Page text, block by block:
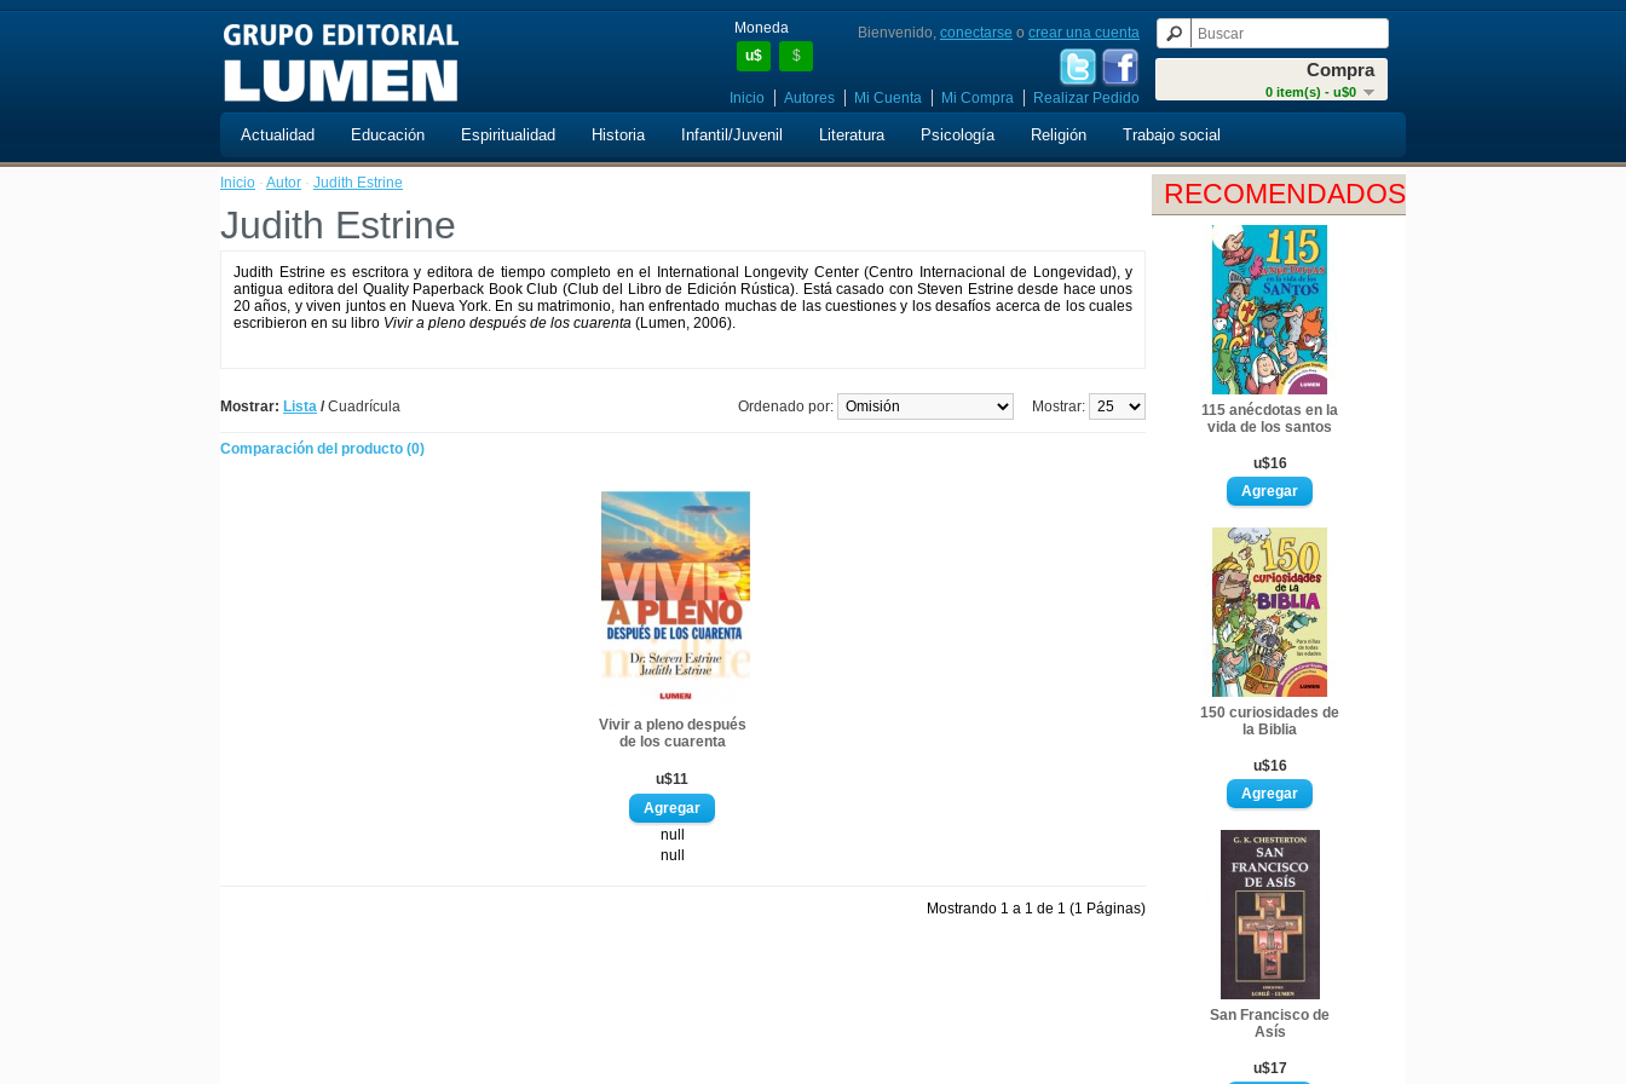
Moneda
u$
$
Compra
0 item(s) - u$0
Bienvenido, conectarse o crear una cuenta
Inicio Autores Mi Cuenta Mi Compra Realizar Pedido
Actualidad Educación Espiritualidad Historia Infantil/Juvenil Literatura Psicología Religión Trabajo social
RECOMENDADOS
115 anécdotas en la
vida de los santos
u$16
150 curiosidades de
la Biblia
u$16
San Francisco de
Asís
u$17
Inicio · Autor · Judith Estrine
Judith Estrine
Judith Estrine es escritora y editora de tiempo completo en el International Longevity Center (Centro Internacional de Longevidad), y
antigua editora del Quality Paperback Book Club (Club del Libro de Edición Rústica). Está casado con Steven Estrine desde hace unos
20 años, y viven juntos en Nueva York. En su matrimonio, han enfrentado muchas de las cuestiones y los desafíos acerca de los cuales
escribieron en su libro Vivir a pleno después de los cuarenta (Lumen, 2006).
Mostrar: Lista /Cuadrícula Mostrar:
Ordenado por:
Comparación del producto (0)
Vivir a pleno después
de los cuarenta
u$11
null
null
Mostrando 1 a 1 de 1 (1 Páginas)